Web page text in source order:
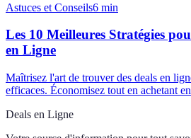
Astuces et Conseils6 min
Les 10 Meilleures Stratégies
en Ligne
Maîtrisez l'art de trouver des deals en
efficaces. Économisez tout en achetant
Deals en Ligne